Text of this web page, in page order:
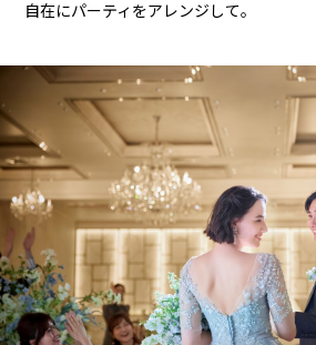
自在にパーティをアレンジして。